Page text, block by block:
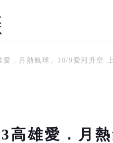
愛．月熱氣球」10/9愛河升空
高雄愛．月